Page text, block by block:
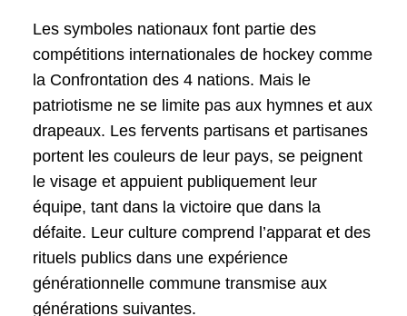
Les symboles nationaux font partie des
compétitions internationales de hockey comme
la Confrontation des 4 nations. Mais le
patriotisme ne se limite pas aux hymnes et aux
drapeaux. Les fervents partisans et partisanes
portent les couleurs de leur pays, se peignent
le visage et appuient publiquement leur
équipe, tant dans la victoire que dans la
défaite. Leur culture comprend l’apparat et des
rituels publics dans une expérience
générationnelle commune transmise aux
générations suivantes.